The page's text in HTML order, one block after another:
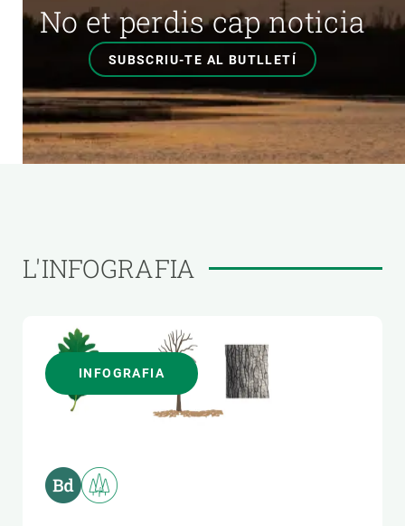
No et perdis cap noticia
SUBSCRIU-TE AL BUTLLETÍ
L'INFOGRAFIA
INFOGRAFIA